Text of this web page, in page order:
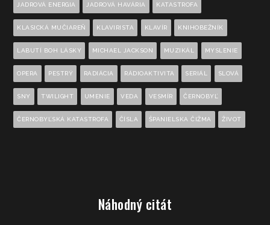
JADROVÁ ENERGIA JADROVÁ HAVÁRIA KATASTROFA
KLASICKÁ MUČIAREŇ KLAVIRISTA KLAVÍR KNIHOBEŽNÍK
LABUTÍ BOH LÁSKY MICHAEL JACKSON MUZIKÁL MYSLENIE
OPERA PESTRÝ RADIÁCIA RÁDIOAKTIVITA SERIÁL SLOVÁ
SNY TWILIGHT UMENIE VEDA VESMÍR ČERNOBYĽ
ČERNOBYĽSKÁ KATASTROFA ČÍSLA ŠPANIELSKA ČIŽMA ŽIVOT
Náhodný citát